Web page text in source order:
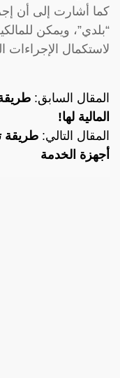
كما أشارت إلى أن
“بلدي”، ويمكن
لاستكمال الإجراءات
المقال السابق:
المالية لها!
المقال التالي: طريقة
أجهزة الخدمة